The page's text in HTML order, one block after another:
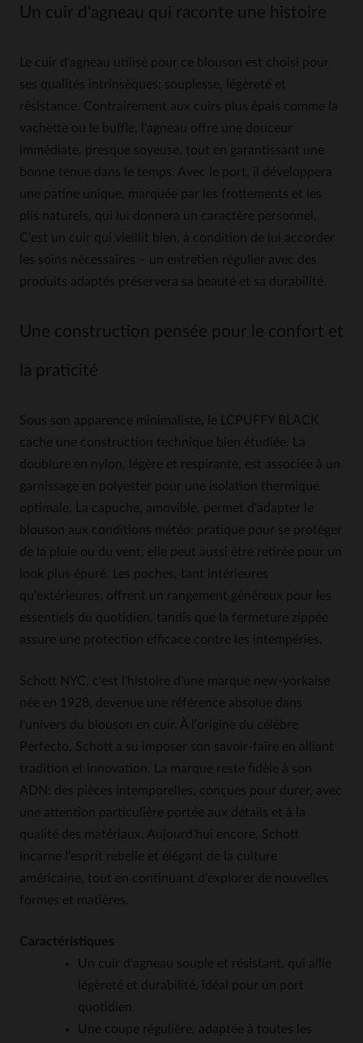
Un cuir d'agneau qui raconte une histoire
Le cuir d'agneau utilisé pour ce blouson est choisi pour
ses qualités intrinsèques: souplesse, légèreté et
résistance. Contrairement aux cuirs plus épais comme la
vachette ou le buffle, l'agneau offre une douceur
immédiate, presque soyeuse, tout en garantissant une
bonne tenue dans le temps. Avec le port, il développera
une patine unique, marquée par les frottements et les
plis naturels, qui lui donnera un caractère personnel.
C'est un cuir qui vieillit bien, à condition de lui accorder
les soins nécessaires – un entretien régulier avec des
produits adaptés préservera sa beauté et sa durabilité.
Une construction pensée pour le confort et
la praticité
Sous son apparence minimaliste, le LCPUFFY BLACK
cache une construction technique bien étudiée. La
doublure en nylon, légère et respirante, est associée à un
garnissage en polyester pour une isolation thermique
optimale. La capuche, amovible, permet d'adapter le
blouson aux conditions météo: pratique pour se protéger
de la pluie ou du vent, elle peut aussi être retirée pour un
look plus épuré. Les poches, tant intérieures
qu'extérieures, offrent un rangement généreux pour les
essentiels du quotidien, tandis que la fermeture zippée
assure une protection efficace contre les intempéries.
Schott NYC, c'est l'histoire d'une marque new-yorkaise
née en 1928, devenue une référence absolue dans
l'univers du blouson en cuir. À l'origine du célèbre
Perfecto, Schott a su imposer son savoir-faire en alliant
tradition et innovation. La marque reste fidèle à son
ADN: des pièces intemporelles, conçues pour durer, avec
une attention particulière portée aux détails et à la
qualité des matériaux. Aujourd'hui encore, Schott
incarne l'esprit rebelle et élégant de la culture
américaine, tout en continuant d'explorer de nouvelles
formes et matières.
Caractéristiques
Un cuir d'agneau souple et résistant, qui allie
légèreté et durabilité, idéal pour un port
quotidien.
Une coupe régulière, adaptée à toutes les